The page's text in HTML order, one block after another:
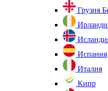
Грузия
Испания
Италия
Кипр